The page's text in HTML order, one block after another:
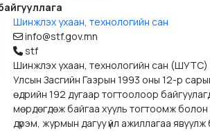
Шинжлэх ухаан, технологийн сан
info@stf.gov.mn
stf
Шинжлэх ухаан, технологийн сан
Улсын Засгийн Газрын 1993 оны 12-р
өдрийн 192 дугаар тогтоолоор
мөрдөгдөж байгаа хууль тогтоомж
дүрэм, журмын дагуу үйл ажиллагаа явуулж